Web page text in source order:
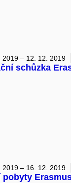
2019 – 12. 12. 2019
schůzka
2019 – 16. 12. 2019